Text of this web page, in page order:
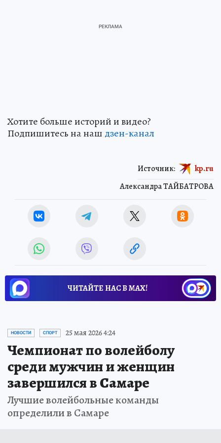
Хотите больше историй и видео?
Подпишитесь на наш дзен-канал
Александра ТАЙБАТРОВА
Источник: kp.ru
ЧИТАЙТЕ НАС В МАХ!
НОВОСТИ СПОРТ 25 мая 2026 4:24
Чемпионат по волейболу
среди мужчин и женщин
завершился в Самаре
Лучшие волейбольные команды
определили в Самаре